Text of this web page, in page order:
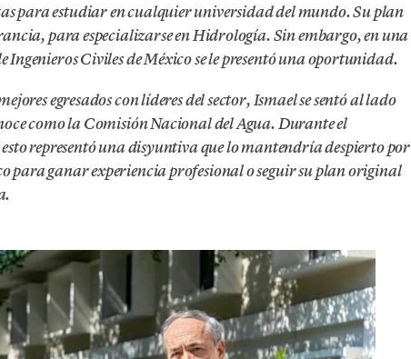
para estudiar en cualquier universidad del mundo. Su plan
para especializarse en Hidrología. Sin embargo, en una
Ingenieros Civiles de México se le presentó una oportunidad.
egresados con líderes del sector, Ismael se sentó al lado
como la Comisión Nacional del Agua. Durante el
representó una disyuntiva que lo mantendría despierto por
para ganar experiencia profesional o seguir su plan original